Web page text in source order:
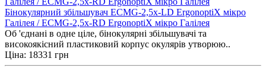
Бінокулярний збільшувач ECMG-2,5x-LD ErgonoptiX мікро
Галілея / ECMG-2,5x-RD ErgonoptiX мікро Галілея
Об 'єднані в одне ціле, бінокулярні збільшувачі та
високоякісний пластиковий корпус окулярів утворюю..
Ціна: 18331 грн